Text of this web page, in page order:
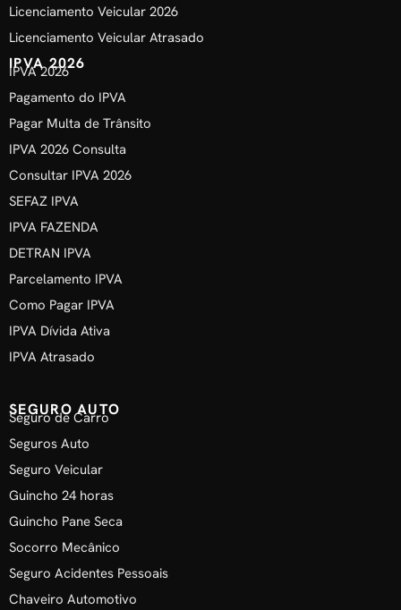
Licenciamento Veicular 2026
Licenciamento Veicular Atrasado
IPVA 2026
IPVA 2026
Pagamento do IPVA
Pagar Multa de Trânsito
IPVA 2026 Consulta
Consultar IPVA 2026
SEFAZ IPVA
IPVA FAZENDA
DETRAN IPVA
Parcelamento IPVA
Como Pagar IPVA
IPVA Dívida Ativa
IPVA Atrasado
SEGURO AUTO
Seguro de Carro
Seguros Auto
Seguro Veicular
Guincho 24 horas
Guincho Pane Seca
Socorro Mecânico
Seguro Acidentes Pessoais
Chaveiro Automotivo